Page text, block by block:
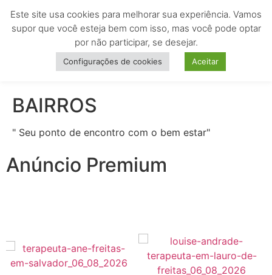
MENU
BAIRROS
" Seu ponto de encontro com o bem estar"
Anúncio Premium
Este site usa cookies para melhorar sua experiência. Vamos
supor que você esteja bem com isso, mas você pode optar
por não participar, se desejar.
Configurações de cookies Aceitar